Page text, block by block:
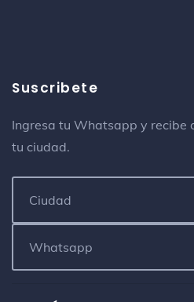
Suscribete
Ingresa tu Whatsapp y recibe
tu ciudad.